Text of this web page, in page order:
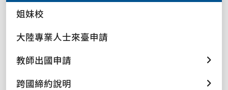
姐妹校
大陸專業人士來臺申請
教師出國申請
跨國締約說明